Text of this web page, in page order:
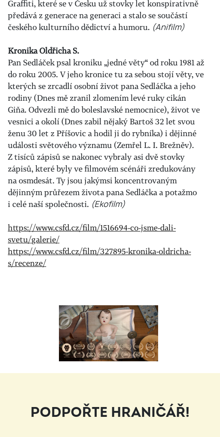
Graffiti, které se v Česku už stovky let konspirativně
předává z generace na generaci a stalo se součástí
českého kulturního dědictví a humoru. (Anifilm)
Kronika Oldřicha S.
Pan Sedláček psal kroniku „jedné věty“ od roku 1981 až
do roku 2005. V jeho kronice tu za sebou stojí věty, ve
kterých se zrcadlí osobní život pana Sedláčka a jeho
rodiny (Dnes mě zranil zlomením levé ruky cikán
Giňa. Odvezli mě do boleslavské nemocnice), život ve
vesnici a okolí (Dnes zabil nějaký Bartoš 32 let svou
ženu 30 let z Příšovic a hodil ji do rybníka) i dějinné
události světového významu (Zemřel L. I. Brežněv).
Z tisíců zápisů se nakonec vybraly asi dvě stovky
zápisů, které byly ve filmovém scénáři zredukovány
na osmdesát. Ty jsou jakýmsi koncentrovaným
dějinným průřezem života pana Sedláčka a potažmo
i celé naší společnosti. (Ekofilm)
https://www.csfd.cz/film/1516694-co-jsme-dali-
svetu/galerie/
https://www.csfd.cz/film/327895-kronika-oldricha-
s/recenze/
PODPOŘTE HRANIČÁŘ!